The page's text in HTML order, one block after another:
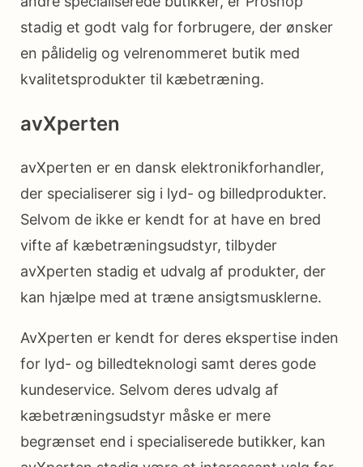
stadig et godt valg for forbrugere, der ønsker
en pålidelig og velrenommeret butik med
kvalitetsprodukter til kæbetræning.
avXperten
avXperten er en dansk elektronikforhandler,
der specialiserer sig i lyd- og billedprodukter.
Selvom de ikke er kendt for at have en bred
vifte af kæbetræningsudstyr, tilbyder
avXperten stadig et udvalg af produkter, der
kan hjælpe med at træne ansigtsmusklerne.
AvXperten er kendt for deres ekspertise inden
for lyd- og billedteknologi samt deres gode
kundeservice. Selvom deres udvalg af
kæbetræningsudstyr måske er mere
begrænset end i specialiserede butikker, kan